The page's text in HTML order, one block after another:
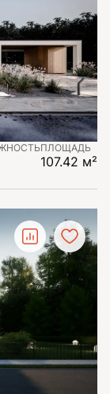
ПЛОЩАДЬ
107.42 м²